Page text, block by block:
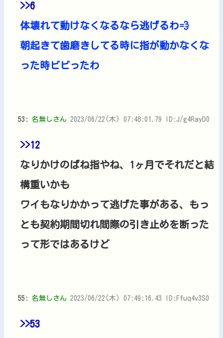
>>6
体壊れて動けなくなるなら逃げるわ💨
朝起きて歯磨きしてる時に指が動かなくな
った時ビビったわ
53: 名無しさん 2023/06/22(木) 07:48:01.79 ID:J/g4RayD0
>>12
なりかけのばね指やね、1ヶ月でそれだと結
構重いかも
ワイもなりかかって逃げた事がある、もっ
とも契約期間切れ間際の引き止めを断った
って形ではあるけど
55: 名無しさん 2023/06/22(木) 07:49:16.43 ID:Ffuq4v3S0
>>53